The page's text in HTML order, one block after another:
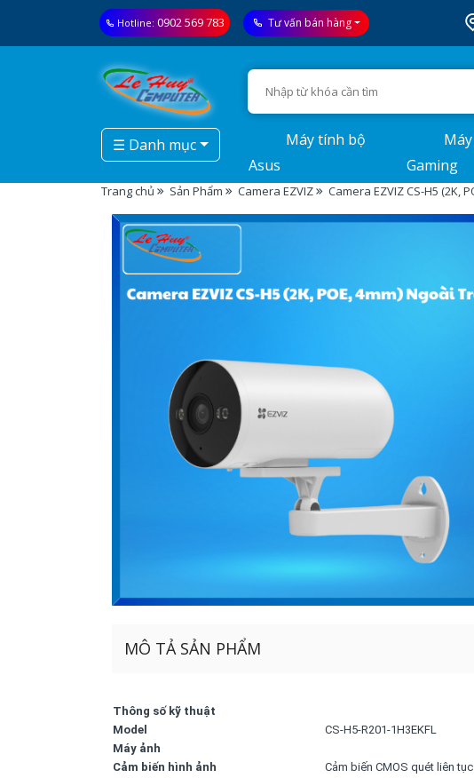
Hotline: 0902 569 783 Tư vấn bán hàng
☰ Danh mục
Máy tính bộ
Asus
Gaming
Trang chủ Sản Phẩm Camera EZVIZ Camera EZVIZ CS-H5 (2K,
MÔ TẢ SẢN PHẨM
Thông số kỹ thuật
Model
CS-H5-R201-1H3EKFL
Máy ảnh
Cảm biến hình ảnh
Cảm biến CMOS quét liên